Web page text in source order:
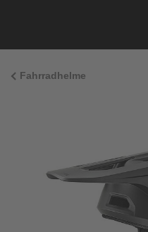
Fahrradhelme